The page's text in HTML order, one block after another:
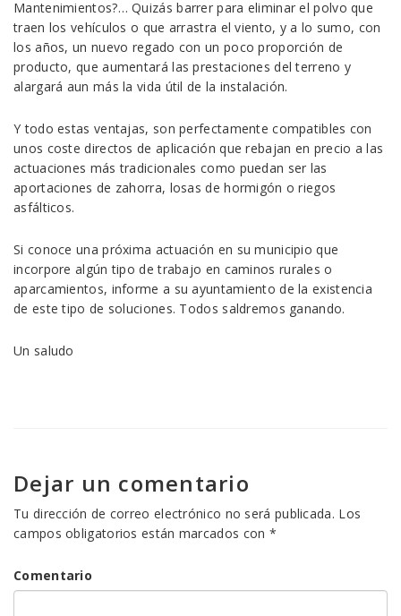
Mantenimientos?… Quizás barrer para eliminar el polvo que
traen los vehículos o que arrastra el viento, y a lo sumo, con
los años, un nuevo regado con un poco proporción de
producto, que aumentará las prestaciones del terreno y
alargará aun más la vida útil de la instalación.
Y todo estas ventajas, son perfectamente compatibles con
unos coste directos de aplicación que rebajan en precio a las
actuaciones más tradicionales como puedan ser las
aportaciones de zahorra, losas de hormigón o riegos
asfálticos.
Si conoce una próxima actuación en su municipio que
incorpore algún tipo de trabajo en caminos rurales o
aparcamientos, informe a su ayuntamiento de la existencia
de este tipo de soluciones. Todos saldremos ganando.
Un saludo
Dejar un comentario
Tu dirección de correo electrónico no será publicada. Los
campos obligatorios están marcados con *
Comentario